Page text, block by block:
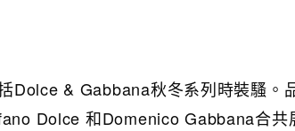
Dolce & Gabbana秋冬系列時裝騷。
Dolce 和Domenico Gabbana合共